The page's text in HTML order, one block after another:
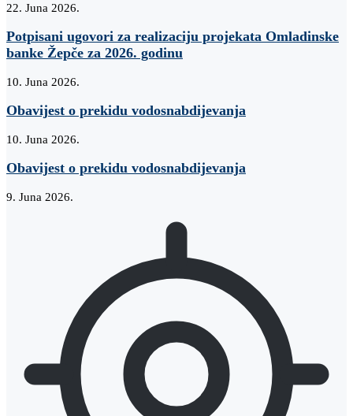
22. Juna 2026.
Potpisani ugovori za realizaciju projekata Omladinske
banke Žepče za 2026. godinu
10. Juna 2026.
Obavijest o prekidu vodosnabdijevanja
10. Juna 2026.
Obavijest o prekidu vodosnabdijevanja
9. Juna 2026.